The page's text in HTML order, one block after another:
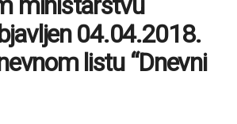
04.04.2018.
listu “Dnevni